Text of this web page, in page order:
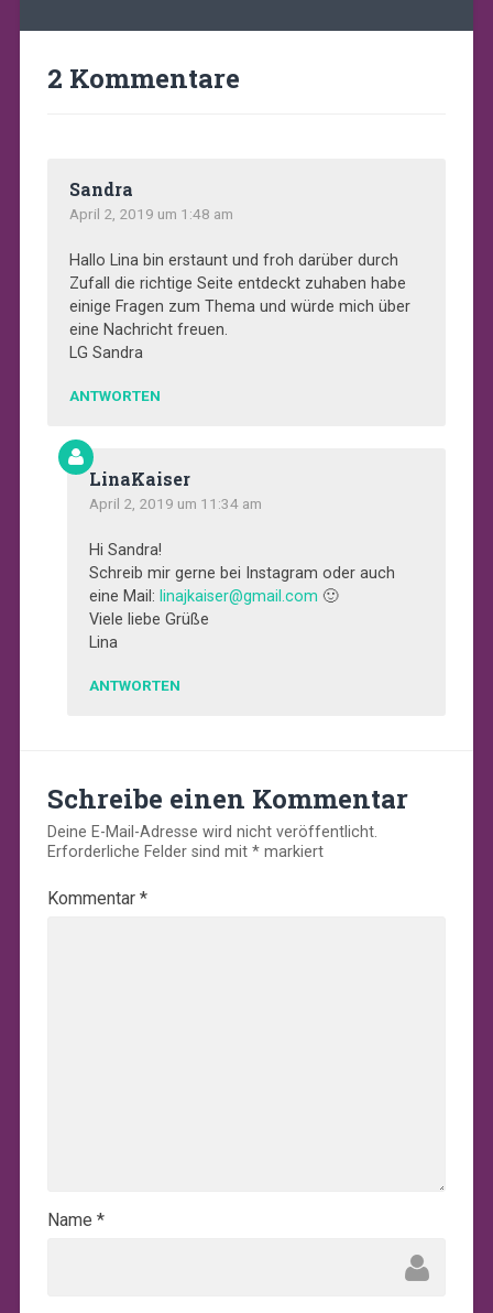
2 Kommentare
Sandra
April 2, 2019 um 1:48 am
Hallo Lina bin erstaunt und froh darüber durch
Zufall die richtige Seite entdeckt zuhaben habe
einige Fragen zum Thema und würde mich über
eine Nachricht freuen.
LG Sandra
ANTWORTEN
LinaKaiser
April 2, 2019 um 11:34 am
Hi Sandra!
Schreib mir gerne bei Instagram oder auch
eine Mail: linajkaiser@gmail.com 🙂
Viele liebe Grüße
Lina
ANTWORTEN
Schreibe einen Kommentar
Deine E-Mail-Adresse wird nicht veröffentlicht.
Erforderliche Felder sind mit *markiert
Kommentar *
Name *